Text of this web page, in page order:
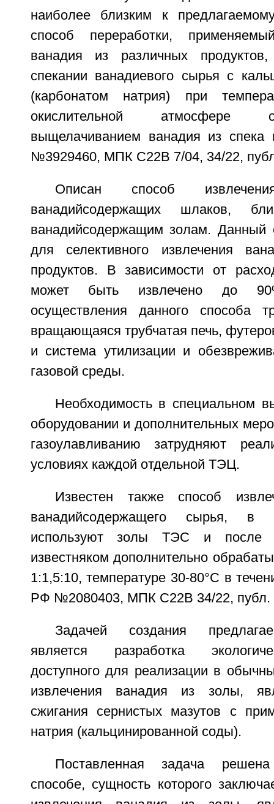
наиболее близким к
способ переработки,
ванадия из различных
спекании ванадиевого сырья с
(карбонатом натрия) при
окислительной атмосфере
выщелачиванием ванадия из
№3929460, МПК С22В 7/04, 34/22,
Описан способ
ванадийсодержащих шлаков,
ванадийсодержащим золам. Данный
для селективного извлечения
продуктов. В зависимости от
может быть извлечено до
осуществления данного способа
вращающаяся трубчатая печь,
и система утилизации и
газовой среды.
Необходимость в специальном
оборудовании и дополнительных
газоулавливанию затрудняют
условиях каждой отдельной ТЭЦ.
Известен также способ
ванадийсодержащего сырья, в
используют золы ТЭС и после
известняком дополнительно
1:1,5:10, температуре 30-80°С в
РФ №2080403, МПК С22В 34/22, публ.
Задачей создания
является разработка
доступного для реализации в
извлечения ванадия из золы,
сжигания сернистых мазутов с
натрия (кальцинированной соды).
Поставленная задача
способе, сущность которого